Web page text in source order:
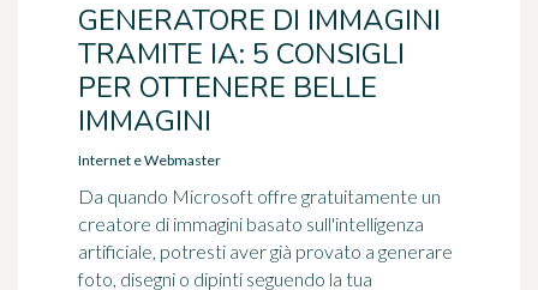
GENERATORE DI IMMAGINI
TRAMITE IA: 5 CONSIGLI
PER OTTENERE BELLE
IMMAGINI
Internet e Webmaster
Da quando Microsoft offre gratuitamente un
creatore di immagini basato sull'intelligenza
artificiale, potresti aver già provato a generare
foto, disegni o dipinti seguendo la tua